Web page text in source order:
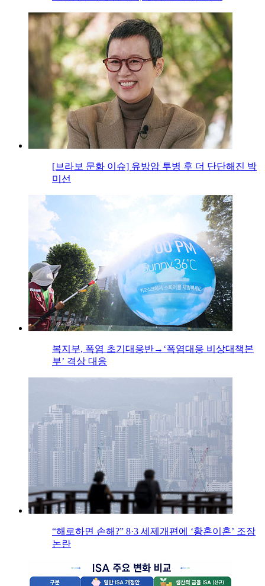
[브라보 문화 이슈] 유방암 투병 후 더 단단해진 박
미선
복지부, 폭염 초기대응반→‘폭염대응 비상대책본
부’ 격상 대응
“해로하면 손해?” 8·3 세제개편에 ‘황혼이혼’ 조장
논란